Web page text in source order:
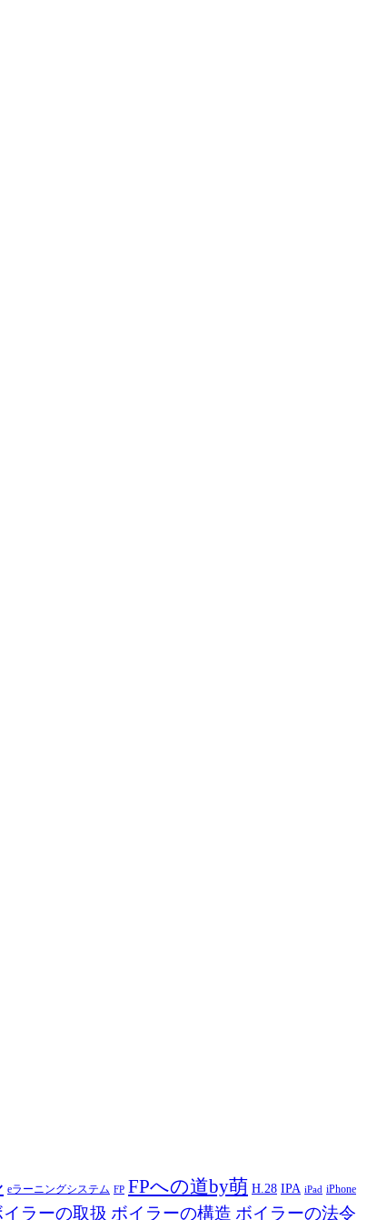
eラーニングシステム FP FPへの道by萌 H.28 IPA iPad iPhone
イラーの取扱 ボイラーの構造 ボイラーの法令